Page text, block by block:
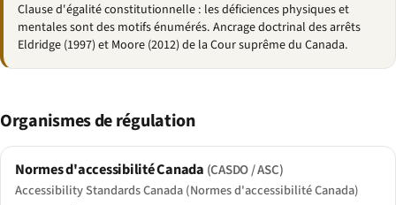
Clause d'égalité constitutionnelle : les déficiences physiques et
mentales sont des motifs énumérés. Ancrage doctrinal des arrêts
Eldridge (1997) et Moore (2012) de la Cour suprême du Canada.
Organismes de régulation
Normes d'accessibilité Canada (CASDO / ASC)
Accessibility Standards Canada (Normes d'accessibilité Canada)